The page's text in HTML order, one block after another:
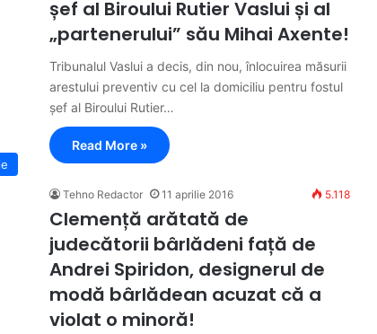
șef al Biroului Rutier Vaslui și al
„partenerului” său Mihai Axente!
Tribunalul Vaslui a decis, din nou, înlocuirea măsurii
arestului preventiv cu cel la domiciliu pentru fostul
șef al Biroului Rutier…
Read More »
Tehno Redactor 11 aprilie 2016 5.118
Clemență arătată de
judecătorii bârlădeni față de
Andrei Spiridon, designerul de
modă bârlădean acuzat că a
violat o minoră!